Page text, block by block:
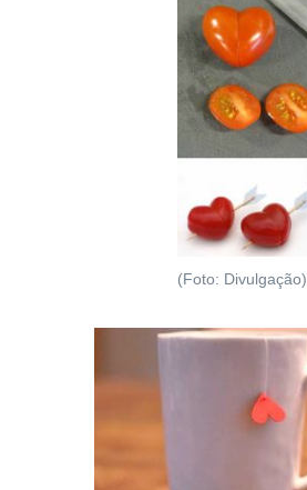
(Foto: Divulgação)